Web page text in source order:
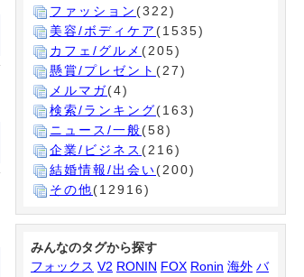
ファッション (322)
美容/ボディケア (1535)
カフェ/グルメ (205)
懸賞/プレゼント (27)
メルマガ(4)
検索/ランキング(163)
ニュース/一般(58)
企業/ビジネス (216)
結婚情報/出会い(200)
その他(12916)
みんなのタグから探す
フォックス V2 RONIN FOX Ronin 海外 バ